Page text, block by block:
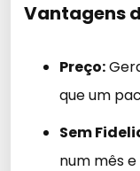
Vantagens
Preço:
que um
Sem
num mês